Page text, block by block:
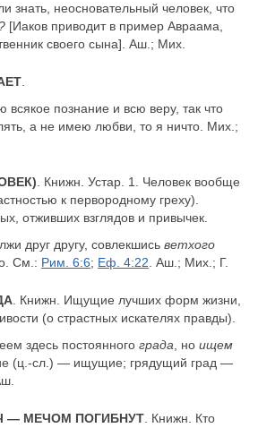
знать, неосновательный человек, что
[Иаков приводит в пример Авраама,
своего сына]. Аш.; Мих.
всякое познание и всю веру, так что
а не имею любви, то я ничто. Мих.;
. Книжн. Устар. 1. Человек вообще
к первородному греху).
отживших взглядов и привычек.
друг другу, совлекшись ветхого
См.: Рим. 6:6; Еф. 4:22 . Аш.; Мих.; Г.
. Книжн. Ищущие лучших форм жизни,
(о страстных искателях правды).
здесь постоянного града , но ищем
(ц.-сл.) — ищущие; грядущий град —
— МЕЧОМ ПОГИБНУТ . Книжн. Кто